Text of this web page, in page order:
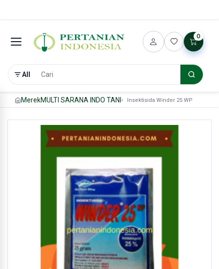
All
0
MerekMULTI SARANA INDO TANI Insektisida Winder 25 WP